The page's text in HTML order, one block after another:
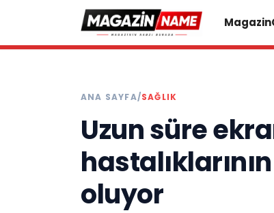
Magazin
ANA SAYFA/SAĞLIK
Uzun süre
oluyor